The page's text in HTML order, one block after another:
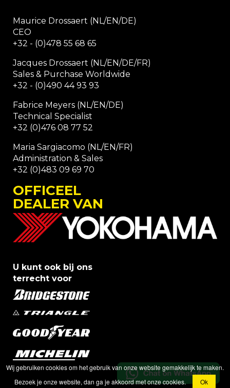
Maurice Drossaert (NL/EN/DE)
CEO
+32 - (0)478 55 68 65
Jacques Drossaert (NL/EN/DE/FR)
Sales & Purchase Worldwide
+32 - (0)490 44 93 93
Fabrice Meyers (NL/EN/DE)
Technical Specialist
+32 (0)476 08 77 52
Maria Sargiacomo (NL/EN/FR)
Administration & Sales
+32 (0)483 09 69 70
OFFICEEL
DEALER VAN
U kunt ook bij ons
terrecht voor
Wij gebruiken cookies om het gebruik van onze website gemakkelijk te maken.
Bezoek je onze website, dan ga je akkoord met onze cookies.
Ok